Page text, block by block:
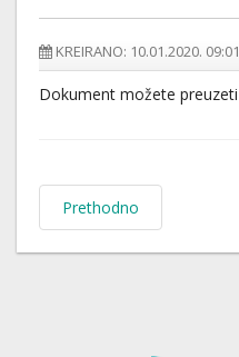
KREIRANO: 10.01.2020. 09:01
Dokument možete preuzeti
Prethodno